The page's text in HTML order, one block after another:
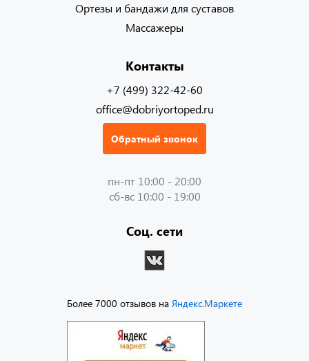
Более 7000 отзывов на Яндекс.Маркете
Ортезы и бандажи для суставов
Массажеры
Контакты
+7 (499) 322-42-60
office@dobriyortoped.ru
Обратный звонок
пн-пт 10:00 - 20:00
сб-вс 10:00 - 19:00
Соц. сети